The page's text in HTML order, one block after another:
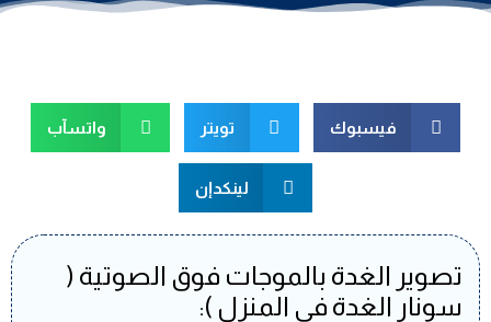
فيسبوك تويتر واتسآب
لينكدإن
تصوير الغدة بالموجات فوق الصوتية (
سونار الغدة في المنزل ):